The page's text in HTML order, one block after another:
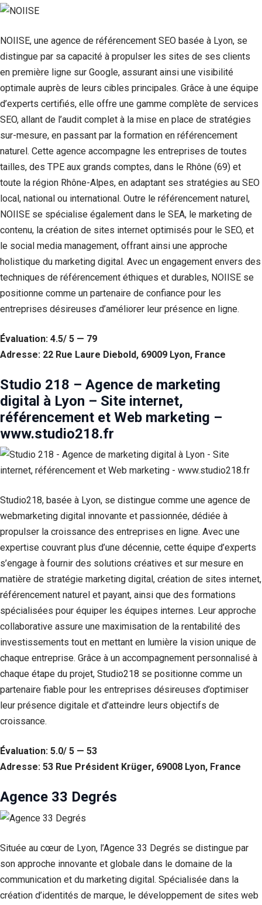
NOIISE, une agence de référencement SEO basée à Lyon, se
distingue par sa capacité à propulser les sites de ses clients
en première ligne sur Google, assurant ainsi une visibilité
optimale auprès de leurs cibles principales. Grâce à une équipe
d’experts certifiés, elle offre une gamme complète de services
SEO, allant de l’audit complet à la mise en place de stratégies
sur-mesure, en passant par la formation en référencement
naturel. Cette agence accompagne les entreprises de toutes
tailles, des TPE aux grands comptes, dans le Rhône (69) et
toute la région Rhône-Alpes, en adaptant ses stratégies au SEO
local, national ou international. Outre le référencement naturel,
NOIISE se spécialise également dans le SEA, le marketing de
contenu, la création de sites internet optimisés pour le SEO, et
le social media management, offrant ainsi une approche
holistique du marketing digital. Avec un engagement envers des
techniques de référencement éthiques et durables, NOIISE se
positionne comme un partenaire de confiance pour les
entreprises désireuses d’améliorer leur présence en ligne.
Évaluation: 4.5/ 5 — 79
Adresse: 22 Rue Laure Diebold, 69009 Lyon, France
Studio 218 – Agence de marketing
digital à Lyon – Site internet,
référencement et Web marketing –
www.studio218.fr
Studio218, basée à Lyon, se distingue comme une agence de
webmarketing digital innovante et passionnée, dédiée à
propulser la croissance des entreprises en ligne. Avec une
expertise couvrant plus d’une décennie, cette équipe d’experts
s’engage à fournir des solutions créatives et sur mesure en
matière de stratégie marketing digital, création de sites internet,
référencement naturel et payant, ainsi que des formations
spécialisées pour équiper les équipes internes. Leur approche
collaborative assure une maximisation de la rentabilité des
investissements tout en mettant en lumière la vision unique de
chaque entreprise. Grâce à un accompagnement personnalisé à
chaque étape du projet, Studio218 se positionne comme un
partenaire fiable pour les entreprises désireuses d’optimiser
leur présence digitale et d’atteindre leurs objectifs de
croissance.
Évaluation: 5.0/ 5 — 53
Adresse: 53 Rue Président Krüger, 69008 Lyon, France
Agence 33 Degrés
Située au cœur de Lyon, l’Agence 33 Degrés se distingue par
son approche innovante et globale dans le domaine de la
communication et du marketing digital. Spécialisée dans la
création d’identités de marque, le développement de sites web
offres
personnalisés.